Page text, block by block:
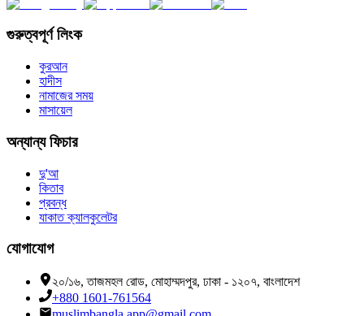
গুরুত্বপূর্ণ লিংক
কুরআন
হাদীস
নামাজের সময়
মাসায়েল
অন্যান্য ফিচার
দু'আ
কিতাব
প্রবন্ধ
যাকাত ক্যালকুলেটর
যোগাযোগ
২০/১৬, তাজমহল রোড, মোহাম্মদপুর, ঢাকা - ১২০৭, বাংলাদেশ
+880 1601-761564